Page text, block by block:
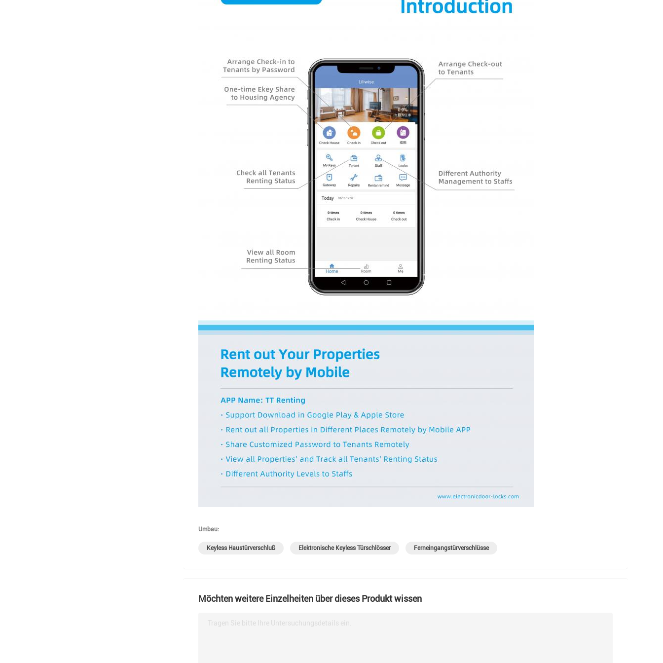
Umbau:
Keyless Haustürverschluß Elektronische Keyless Türschlösser Ferneingangstürverschlüsse
Möchten weitere Einzelheiten über dieses Produkt wissen
Tragen Sie bitte Ihre Untersuchungsdetails ein.
Reichen Sie ein